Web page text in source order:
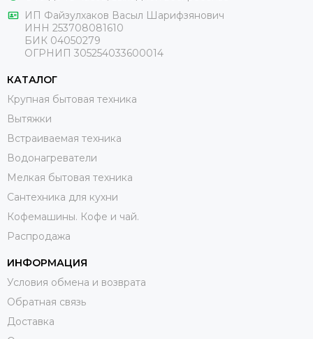
ИП Файзулхаков Васыл Шарифзянович
ИНН 253708081610
БИК 04050279
ОГРНИП 305254033600014
КАТАЛОГ
Крупная бытовая техника
Вытяжки
Встраиваемая техника
Водонагреватели
Мелкая бытовая техника
Сантехника для кухни
Кофемашины. Кофе и чай.
Распродажа
ИНФОРМАЦИЯ
Условия обмена и возврата
Обратная связь
Доставка